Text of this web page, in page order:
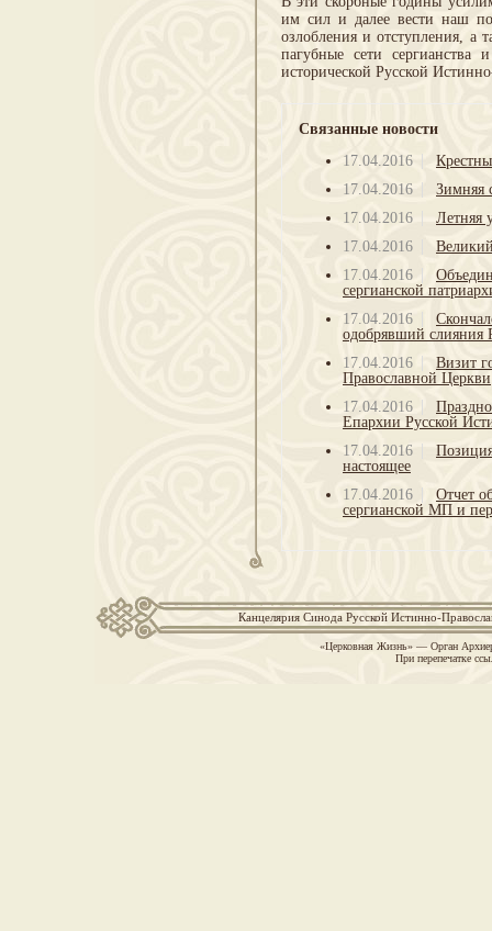
им сил и далее вести наш
озлобления и отступления, а
пагубные сети
исторической Русской
Связанные новости
17.04.2016
17.04.2016
Зимняя
17.04.2016
Летняя
17.04.2016
17.04.2016
сергианской
17.04.2016
одобрявший
17.04.2016
Визит
Православной Церкви
17.04.2016
Епархии Русской
17.04.2016
настоящее
17.04.2016
Отчет
сергианской МП и
Канцелярия Синода Русской Истинно-
«Церковная Жизнь» — Орган
При перепечатке